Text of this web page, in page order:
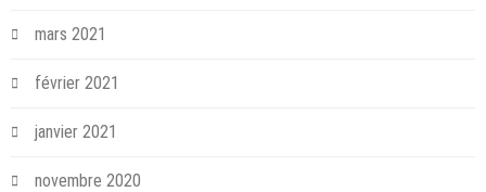
mars 2021
février 2021
janvier 2021
novembre 2020